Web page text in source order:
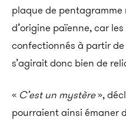
plaque de pentagramme
d’origine païenne, car
confectionnés à partir
s’agirait donc bien de
« C’est un mystère»,
pourraient ainsi émaner